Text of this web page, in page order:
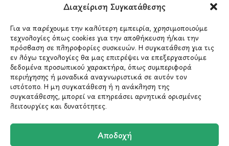
Διαχείριση Συγκατάθεσης
Για να παρέχουμε την καλύτερη εμπειρία, χρησιμοποιούμε
τεχνολογίες όπως cookies για την αποθήκευση ή/και την
πρόσβαση σε πληροφορίες συσκευών. Η συγκατάθεση για τις
εν λόγω τεχνολογίες θα μας επιτρέψει να επεξεργαστούμε
δεδομένα προσωπικού χαρακτήρα, όπως συμπεριφορά
περιήγησης ή μοναδικά αναγνωριστικά σε αυτόν τον
ιστότοπο. Η μη συγκατάθεση ή η ανάκληση της
συγκατάθεσης, μπορεί να επηρεάσει αρνητικά ορισμένες
λειτουργίες και δυνατότητες.
Αποδοχή
ΣΤΟΙΧΕΙΑ ΕΠΙΚΟΙΝΩΝΙΑΣ
Holargos Center (Ισόγειο)
Λ.Περικλέους 56,
Χολαργός 15561